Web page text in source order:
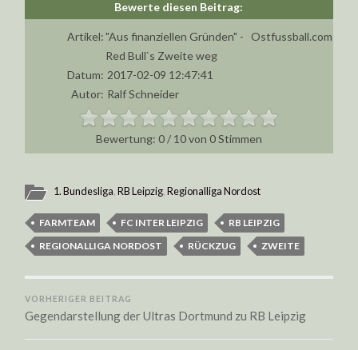
Artikel:"Aus finanziellen Gründen" -
Red Bull`s Zweite weg
Ostfussball.com
Datum: 2017-02-09 12:47:41
Autor: Ralf Schneider
0/ 10von 0Stimmen
1. Bundesliga,RB Leipzig,Regionalliga Nordost
FARMTEAM FC INTER LEIPZIG
RB LEIPZIG
REGIONALLIGA NORDOST
RÜCKZUG ZWEITE
VORHERIGER BEITRAG
Gegendarstellung der Ultras Dortmund zu RB Leipzig